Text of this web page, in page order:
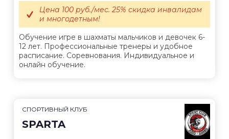
Обучение игре в шахматы мальчиков и девочек 6-
12 лет. Профессиональные тренеры и удобное
расписание. Соревнования. Индивидуальное и
онлайн обучение.
Цена 100 руб./мес. 25% скидка инвалидам
и многодетным!
СПОРТИВНЫЙ КЛУБ
SPARTA